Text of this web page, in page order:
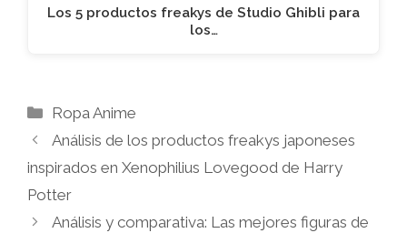
Los 5 productos freakys de Studio Ghibli para
los…
Categorías
Ropa Anime
Análisis de los productos freakys japoneses
inspirados en Xenophilius Lovegood de Harry
Potter
Análisis y comparativa: Las mejores figuras de